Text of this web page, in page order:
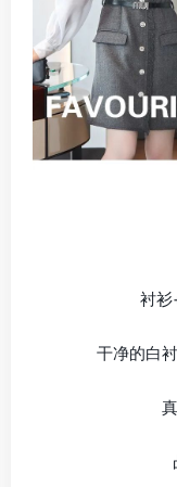
衬衫
干净的白